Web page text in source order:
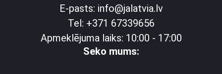
E-pasts: info@jalatvia.lv
Tel: +371 67339656
Apmeklējuma laiks: 10:00 - 17:00
Seko mums: